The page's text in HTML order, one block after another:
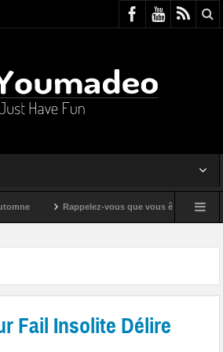
Rappelez-vous que vous êtes super !
Fail Insolite Délire